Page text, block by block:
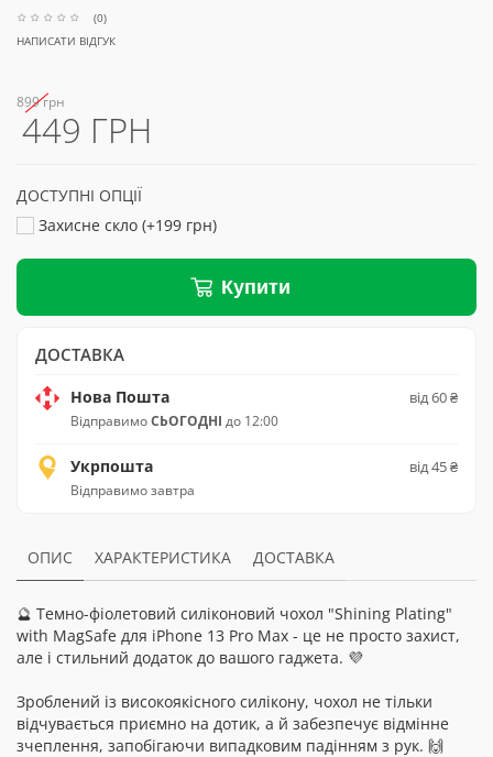
(0)
НАПИСАТИ ВІДГУК
899 грн
449 ГРН
ДОСТУПНІ ОПЦІЇ
Захисне скло (+199 грн)
Купити
ДОСТАВКА
Нова Пошта
ВідправимоСЬОГОДНІ до 12:00
від 60 ₴
Укрпошта
Відправимо завтра
від 45 ₴
ОПИС ХАРАКТЕРИСТИКА ДОСТАВКА
🔮 Темно-фіолетовий силіконовий чохол "Shining Plating"
with MagSafe для iPhone 13 Pro Max - це не просто захист,
але і стильний додаток до вашого гаджета. 💜
Зроблений із високоякісного силікону, чохол не тільки
відчувається приємно на дотик, а й забезпечує відмінне
зчеплення, запобігаючи випадковим падінням з рук. 🙌